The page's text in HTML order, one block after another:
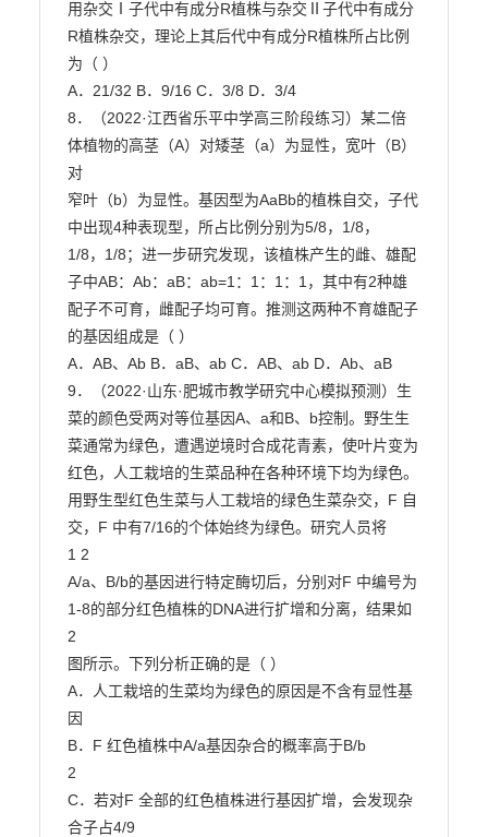
用杂交Ⅰ子代中有成分R植株与杂交Ⅱ子代中有成分
R植株杂交，理论上其后代中有成分R植株所占比例
为（ ）
A．21/32 B．9/16 C．3/8 D．3/4
8．（2022·江西省乐平中学高三阶段练习）某二倍
体植物的高茎（A）对矮茎（a）为显性，宽叶（B）
对
窄叶（b）为显性。基因型为AaBb的植株自交，子代
中出现4种表现型，所占比例分别为5/8，1/8，
1/8，1/8；进一步研究发现，该植株产生的雌、雄配
子中AB：Ab：aB：ab=1：1：1：1，其中有2种雄
配子不可育，雌配子均可育。推测这两种不育雄配子
的基因组成是（ ）
A．AB、Ab B．aB、ab C．AB、ab D．Ab、aB
9．（2022·山东·肥城市教学研究中心模拟预测）生
菜的颜色受两对等位基因A、a和B、b控制。野生生
菜通常为绿色，遭遇逆境时合成花青素，使叶片变为
红色，人工栽培的生菜品种在各种环境下均为绿色。
用野生型红色生菜与人工栽培的绿色生菜杂交，F 自
交，F 中有7/16的个体始终为绿色。研究人员将
1 2
A/a、B/b的基因进行特定酶切后，分别对F 中编号为
1-8的部分红色植株的DNA进行扩增和分离，结果如
2
图所示。下列分析正确的是（ ）
A．人工栽培的生菜均为绿色的原因是不含有显性基
因
B．F 红色植株中A/a基因杂合的概率高于B/b
2
C．若对F 全部的红色植株进行基因扩增，会发现杂
合子占4/9